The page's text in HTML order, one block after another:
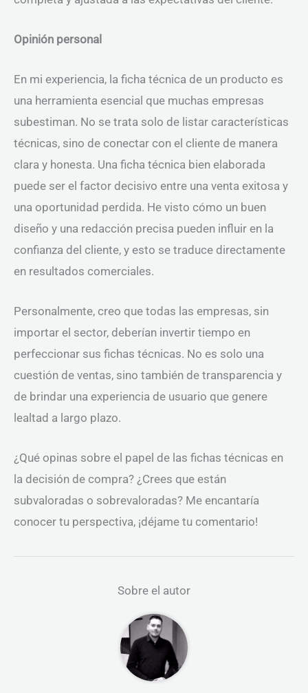
Opinión personal
En mi experiencia, la ficha técnica de un producto es
una herramienta esencial que muchas empresas
subestiman. No se trata solo de listar características
técnicas, sino de conectar con el cliente de manera
clara y honesta. Una ficha técnica bien elaborada
puede ser el factor decisivo entre una venta exitosa y
una oportunidad perdida. He visto cómo un buen
diseño y una redacción precisa pueden influir en la
confianza del cliente, y esto se traduce directamente
en resultados comerciales.
Personalmente, creo que todas las empresas, sin
importar el sector, deberían invertir tiempo en
perfeccionar sus fichas técnicas. No es solo una
cuestión de ventas, sino también de transparencia y
de brindar una experiencia de usuario que genere
lealtad a largo plazo.
¿Qué opinas sobre el papel de las fichas técnicas en
la decisión de compra? ¿Crees que están
subvaloradas o sobrevaloradas? Me encantaría
conocer tu perspectiva, ¡déjame tu comentario!
Sobre el autor